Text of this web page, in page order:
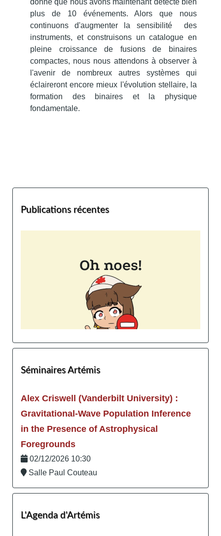
donné que nous avons maintenant détecté bien
plus de 10 événements.Alors que nous
continuons d'augmenter la sensibilité des
instruments, et construisons un catalogue en
pleine croissance de fusions de binaires
compactes, nous nous attendons à observer à
l'avenir de nombreux autres systèmes qui
éclaireront encore mieux l'évolution stellaire, la
formation des binaires et la physique
fondamentale.
Publications récentes
Séminaires Artémis
Alex Criswell (Vanderbilt University) :
Gravitational-Wave Population Inference
in the Presence of Astrophysical
Foregrounds
02/12/2026 10:30
Salle Paul Couteau
L'Agenda d'Artémis